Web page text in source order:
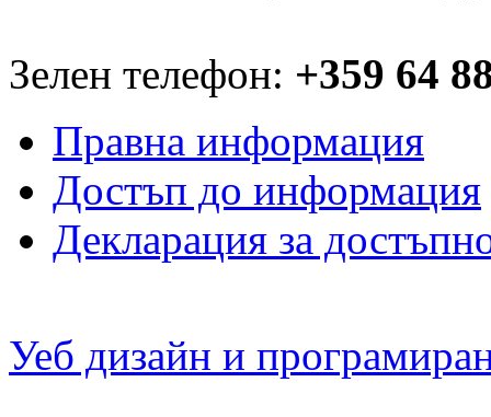
Зелен телефон: +359 64
Правна информация
Достъп до информация
Декларация за
Уеб дизайн и